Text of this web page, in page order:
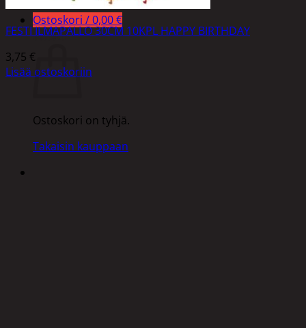
Ostoskori /0,00€
Ostoskori
Ostoskori on tyhjä.
Takaisin kauppaan
FESTI ILMAPALLO 30CM 10KPL HAPPY BIRTHDAY
3,75 €
Lisää ostoskoriin